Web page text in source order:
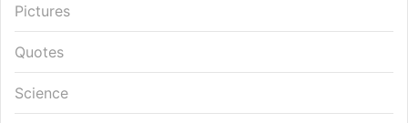
Pictures
Quotes
Science